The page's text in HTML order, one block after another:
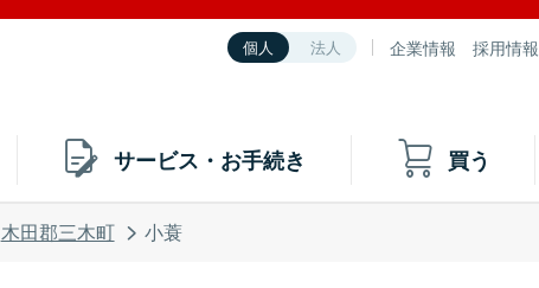
個人 法人 企業情報 採用情報
サービス・お手続き 買う
木田郡三木町 小蓑